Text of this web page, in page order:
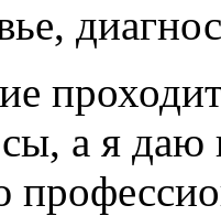
а я даю